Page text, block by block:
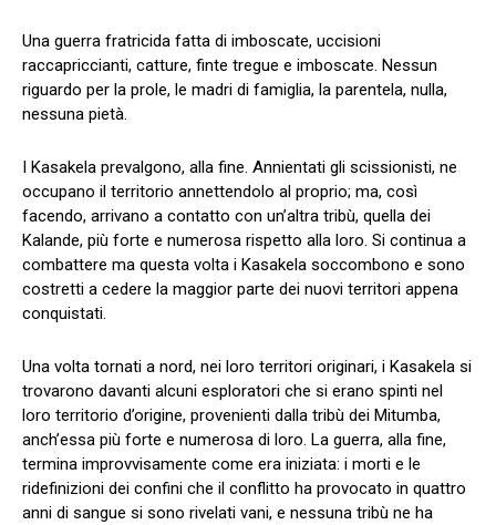
Una guerra fratricida fatta di imboscate, uccisioni
raccapriccianti, catture, finte tregue e imboscate. Nessun
riguardo per la prole, le madri di famiglia, la parentela, nulla,
nessuna pietà.
I Kasakela prevalgono, alla fine. Annientati gli scissionisti, ne
occupano il territorio annettendolo al proprio; ma, così
facendo, arrivano a contatto con un’altra tribù, quella dei
Kalande, più forte e numerosa rispetto alla loro. Si continua a
combattere ma questa volta i Kasakela soccombono e sono
costretti a cedere la maggior parte dei nuovi territori appena
conquistati.
Una volta tornati a nord, nei loro territori originari, i Kasakela si
trovarono davanti alcuni esploratori che si erano spinti nel
loro territorio d’origine, provenienti dalla tribù dei Mitumba,
anch’essa più forte e numerosa di loro. La guerra, alla fine,
termina improvvisamente come era iniziata: i morti e le
ridefinizioni dei confini che il conflitto ha provocato in quattro
anni di sangue si sono rivelati vani, e nessuna tribù ne ha